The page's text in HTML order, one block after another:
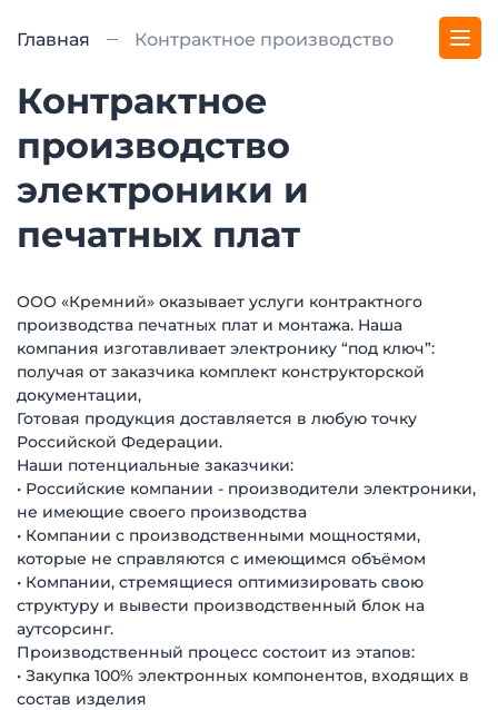
Главная Контрактное производство
Контрактное
производство
электроники и
печатных плат
ООО «Кремний» оказывает услуги контрактного
производства печатных плат и монтажа. Наша
компания изготавливает электронику “под ключ”:
получая от заказчика комплект конструкторской
документации,
Готовая продукция доставляется в любую точку
Российской Федерации.
Наши потенциальные заказчики:
• Российские компании - производители электроники,
не имеющие своего производства
• Компании с производственными мощностями,
которые не справляются с имеющимся объёмом
• Компании, стремящиеся оптимизировать свою
структуру и вывести производственный блок на
аутсорсинг.
Производственный процесс состоит из этапов:
• Закупка 100% электронных компонентов, входящих в
состав изделия